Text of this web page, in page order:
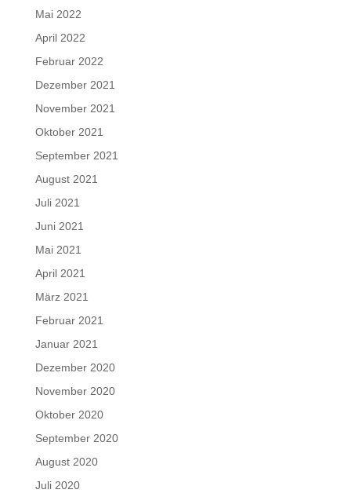
Mai 2022
April 2022
Februar 2022
Dezember 2021
November 2021
Oktober 2021
September 2021
August 2021
Juli 2021
Juni 2021
Mai 2021
April 2021
März 2021
Februar 2021
Januar 2021
Dezember 2020
November 2020
Oktober 2020
September 2020
August 2020
Juli 2020